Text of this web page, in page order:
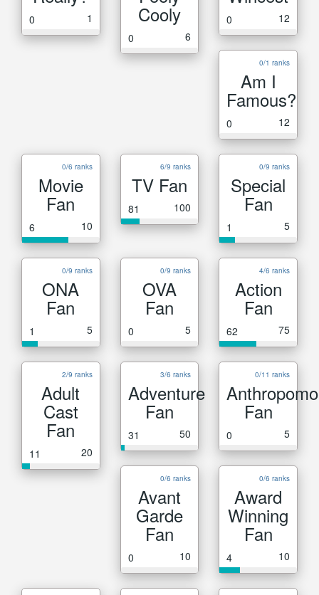
0 1 Cooly
0 6
0 12
0/1 ranks
Am I
Famous?
0 12
0/6 ranks
Movie
Fan
6 10
6/9 ranks
TV Fan
81 100
0/9 ranks
Special
Fan
1 5
0/9 ranks
ONA
Fan
1 5
0/9 ranks
OVA
Fan
0 5
4/6 ranks
Action
Fan
62 75
2/9 ranks
Adult
Cast
Fan
11 20
3/6 ranks
Adventure
Fan
31 50
0/11 ranks
Fan
0 5
0/6 ranks
Avant
Garde
Fan
0 10
0/6 ranks
Award
Winning
Fan
4 10